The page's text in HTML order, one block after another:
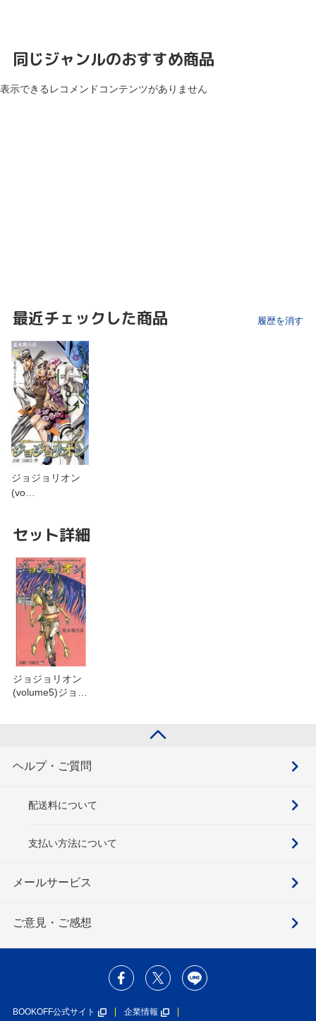
同じジャンルのおすすめ商品
表示できるレコメンドコンテンツがありません
最近チェックした商品 履歴を消す
ジョジョリオン
(vo…
セット詳細
ジョジョリオン
(volume5)ジョジ
ヘルプ・ご質問
配送料について
支払い方法について
メールサービス
ご意見・ご感想
BOOKOFF公式サイト 企業情報